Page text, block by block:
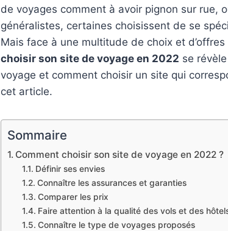
de voyages comment à avoir pignon sur rue,
généralistes, certaines choisissent de se
Mais face à une multitude de choix et
choisir son site de voyage en 2022 se
voyage et comment choisir un site qui
cet article.
Sommaire
Comment choisir son site de voyage en 2022 ?
Définir ses envies
Connaître les assurances et garanties
Comparer les prix
Faire attention à la qualité des vols et des
Connaître le type de voyages proposés